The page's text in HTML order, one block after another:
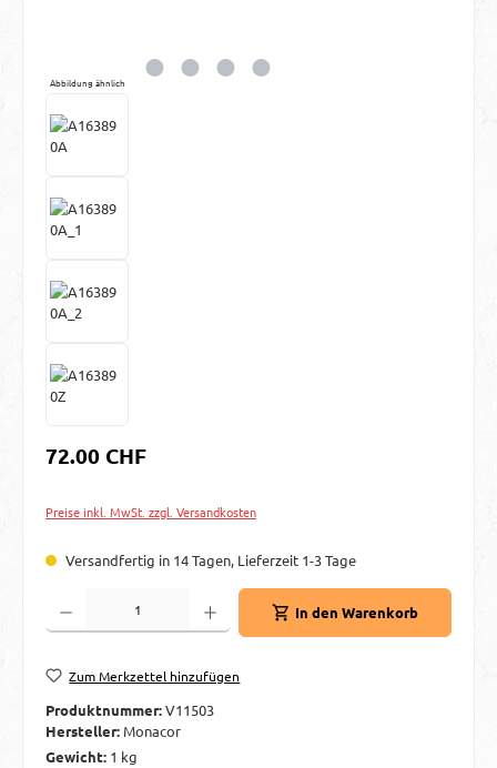
Abbildung ähnlich
Regulärer Preis:
72.00 CHF
Preise inkl. MwSt. zzgl. Versandkosten
Versandfertig in 14 Tagen, Lieferzeit 1-3 Tage
Produkt Anzahl: Gib den gewünschten Wert ein oder benutze die Schaltflächen
In den Warenkorb
Zum Merkzettel hinzufügen
Produktnummer:V11503
Hersteller: Monacor
Gewicht: 1 kg